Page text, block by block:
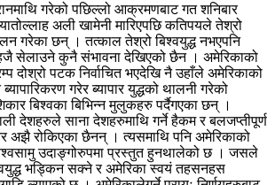
गरेको पछिल्लो आक्रमणबाट गत शनिबार
अली खामेनी मारिएपछि कतिपयले तेश्रो
गरेका छन् । तत्काल तेश्रो बिश्वयुद्ध नभएपनि
सेलाउने कुनै संभावना देखिएको छैन । अमेरिकाको
दोश्रो पटक निर्वाचित भएदेखि नै उहाँले अमेरिकाको
ब्यापारिकरण गरेर ब्यापार युद्धको थालनी गरेको
बिश्वका बिभिन्न मुलुकहरु पर्दैगएका छन् ।
देशहरुले साना देशहरुमाथि गर्ने हैकम र बलजप्तीपूर्ण
अझै रोकिएका छैनन् । त्यसमाथि पनि अमेरिकाको
उदाङ्गोरुपमा प्रस्तुत हुनथालेको छ । जसले
भड्किन सक्ने र अमेरिका स्वयं तहसनहस